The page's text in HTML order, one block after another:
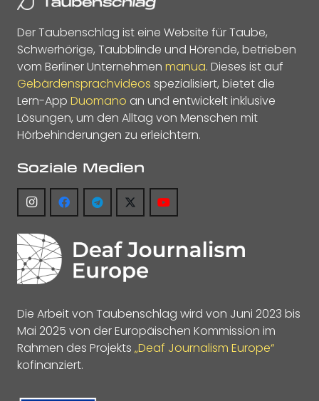
Der Taubenschlag ist eine Website für Taube,
Schwerhörige, Taubblinde und Hörende, betrieben
vom Berliner Unternehmen manua. Dieses ist auf
Gebärdensprachvideos spezialisiert, bietet die
Lern-App Duomano an und entwickelt inklusive
Lösungen, um den Alltag von Menschen mit
Hörbehinderungen zu erleichtern.
Soziale Medien
Die Arbeit von Taubenschlag wird von Juni 2023 bis
Mai 2025 von der Europäischen Kommission im
Rahmen des Projekts „Deaf Journalism Europe“
kofinanziert.